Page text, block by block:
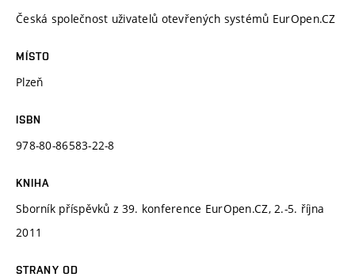
Česká společnost uživatelů otevřených systémů EurOpen.CZ
MÍSTO
Plzeň
ISBN
978-80-86583-22-8
KNIHA
Sborník příspěvků z 39. konference EurOpen.CZ, 2.-5. října
2011
STRANY OD